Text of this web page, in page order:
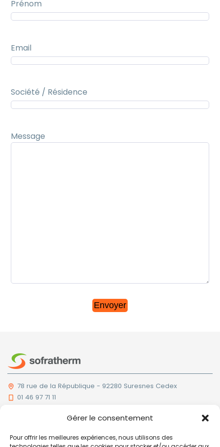
Gérer le consentement
Pour offrir les meilleures expériences, nous utilisons des
Prénom
Email
Société / Résidence
Message
78 rue de la République - 92280 Suresnes Cedex
01 46 97 71 11
Société